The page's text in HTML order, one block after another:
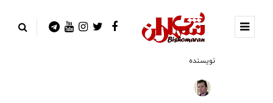
نویسنده